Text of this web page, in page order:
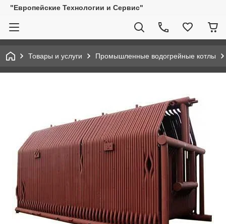
"Европейские Технологии и Сервис"
Товары и услуги Промышленные водогрейные котлы